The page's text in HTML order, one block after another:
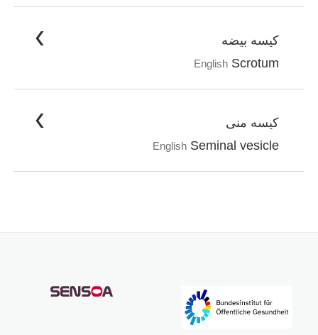
کیسه بیضه
English Scrotum
کیسه منی
English Seminal vesicle